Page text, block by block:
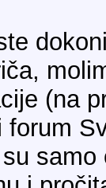
(na
forum